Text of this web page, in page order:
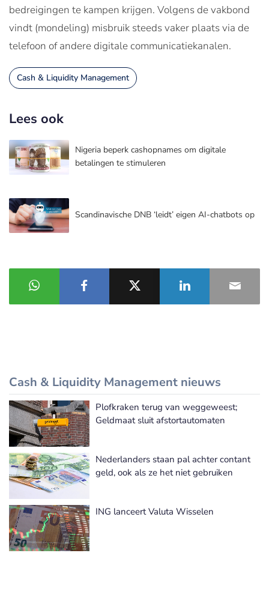
bedreigingen te kampen krijgen. Volgens de vakbond
vindt (mondeling) misbruik steeds vaker plaats via de
telefoon of andere digitale communicatiekanalen.
Cash & Liquidity Management
Lees ook
Nigeria beperk cashopnames om digitale
betalingen te stimuleren
Scandinavische DNB ‘leidt’ eigen AI-chatbots op
Cash & Liquidity Management nieuws
Meer Cash & Liquidity Management nieuws
Plofkraken terug van weggeweest;
Geldmaat sluit afstortautomaten
Nederlanders staan pal achter contant
geld, ook als ze het niet gebruiken
ING lanceert Valuta Wisselen